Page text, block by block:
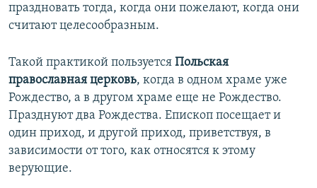
праздновать тогда, когда они пожелают, когда они
считают целесообразным.
Такой практикой пользуется Польская
православная церковь, когда в одном храме уже
Рождество, а в другом храме еще не Рождество.
Празднуют два Рождества. Епископ посещает и
один приход, и другой приход, приветствуя, в
зависимости от того, как относятся к этому
верующие.